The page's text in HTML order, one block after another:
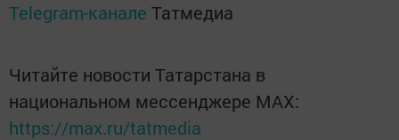
Telegram-канале Татмедиа
Читайте новости Татарстана в
национальном мессенджере MАХ:
https://max.ru/tatmedia